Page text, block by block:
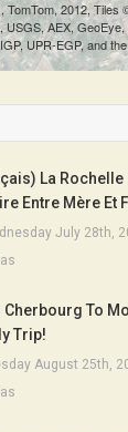
La Rochelle
Entre Mère Et
July 28th,
Cherbourg To
Trip!
August 25th,